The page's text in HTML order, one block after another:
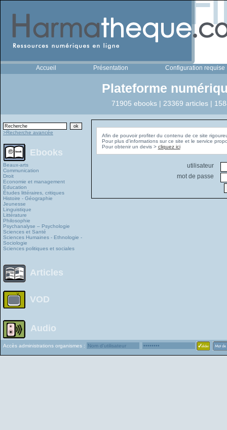
Accueil Présentation Configuration requise
Plateforme
71905 ebooks | 23369 articles |
>Recherche avancée
Ebooks
Beaux-arts
Communication
Droit
Economie et management
Education
Études littéraires, critiques
Histoire - Géographie
Jeunesse
Linguistique
Littérature
Philosophie
Psychanalyse – Psychologie
Sciences et Santé
Sciences Humaines - Ethnologie -
Sociologie
Sciences politiques et sociales
Articles
VOD
Audio
Afin de pouvoir profiter du contenu de ce site
Pour plus d'informations sur ce site et le service
Pour obtenir un devis > cliquez ici
utilisateur
mot de passe
Accès administrations organismes :